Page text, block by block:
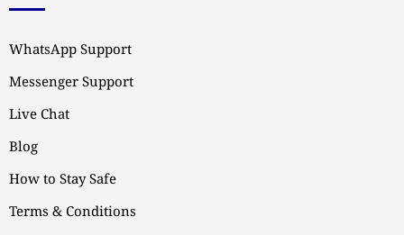
WhatsApp Support
Messenger Support
Live Chat
Blog
How to Stay Safe
Terms & Conditions